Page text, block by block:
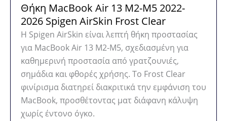
Θήκη MacBook Air 13 M2-M5 2022-
2026 Spigen AirSkin Frost Clear
Η Spigen AirSkin είναι λεπτή θήκη προστασίας
για MacBook Air 13 M2-M5, σχεδιασμένη για
καθημερινή προστασία από γρατζουνιές,
σημάδια και φθορές χρήσης. Το Frost Clear
φινίρισμα διατηρεί διακριτικά την εμφάνιση του
MacBook, προσθέτοντας ματ διάφανη κάλυψη
χωρίς έντονο όγκο.